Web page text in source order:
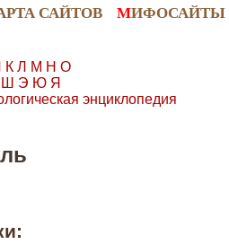
САЙТОВ МИФОСАЙТЫ
К Л М Н О
Ш Э Ю Я
энциклопедия